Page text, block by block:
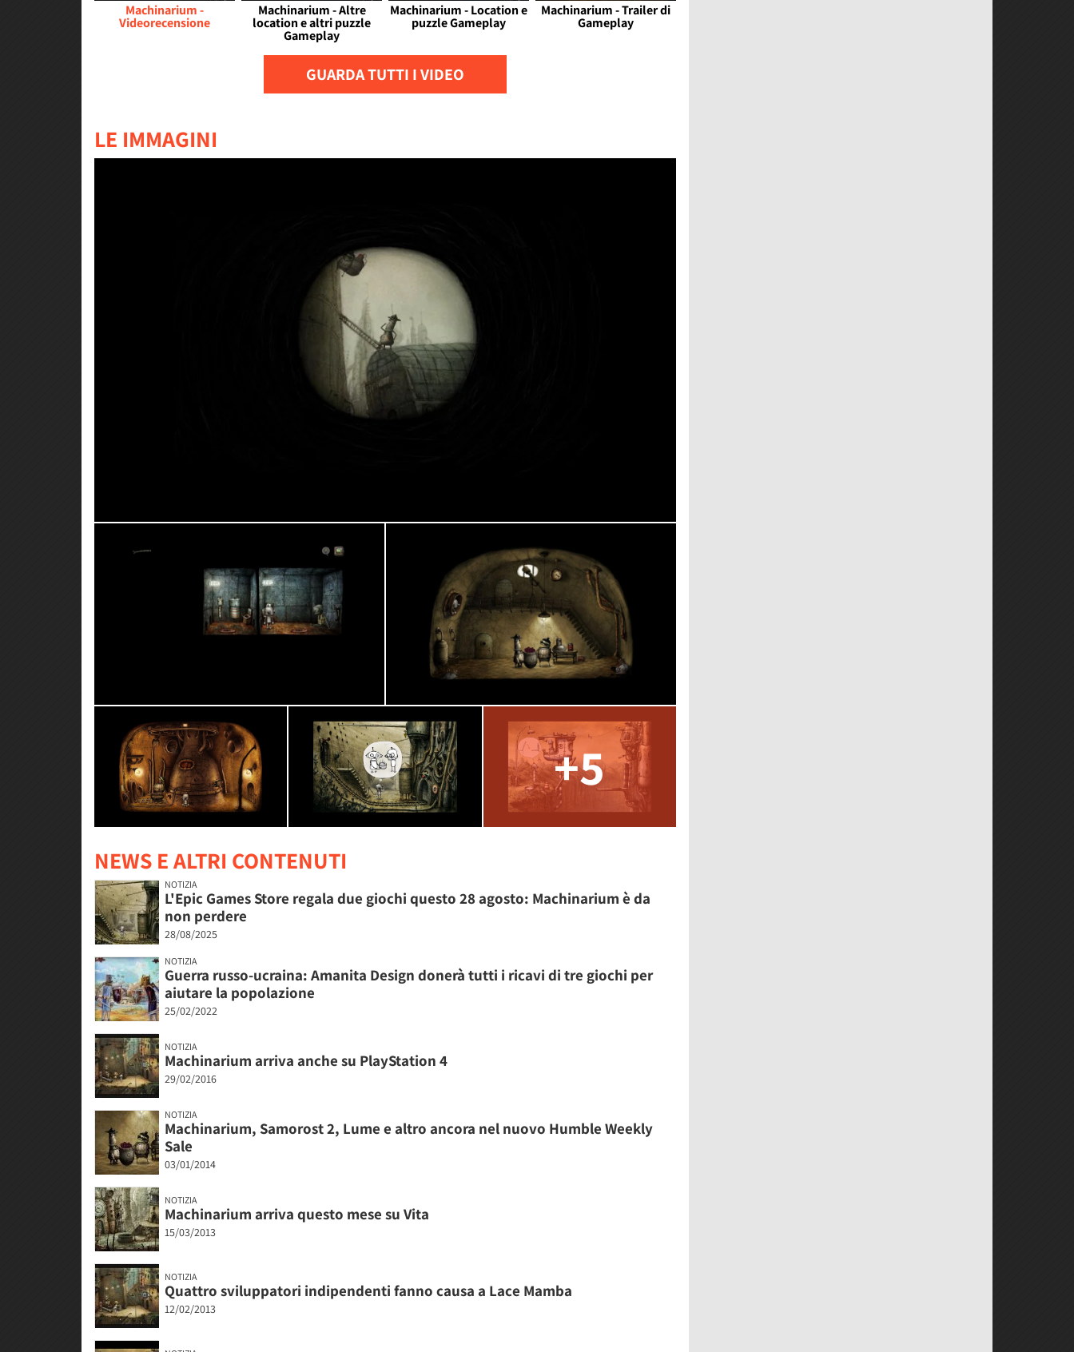
Machinarium -
Videorecensione
Machinarium - Altre
location e altri puzzle
Gameplay
Machinarium - Location e
puzzle Gameplay
Machinarium - Trailer di
Gameplay
GUARDA TUTTI I VIDEO
LE IMMAGINI
+5
NEWS E ALTRI CONTENUTI
NOTIZIA
L'Epic Games Store regala due giochi questo 28 agosto: Machinarium è da
non perdere
28/08/2025
NOTIZIA
Guerra russo-ucraina: Amanita Design donerà tutti i ricavi di tre giochi per
aiutare la popolazione
25/02/2022
NOTIZIA
Machinarium arriva anche su PlayStation 4
29/02/2016
NOTIZIA
Machinarium, Samorost 2, Lume e altro ancora nel nuovo Humble Weekly
Sale
03/01/2014
NOTIZIA
Machinarium arriva questo mese su Vita
15/03/2013
NOTIZIA
Quattro sviluppatori indipendenti fanno causa a Lace Mamba
12/02/2013